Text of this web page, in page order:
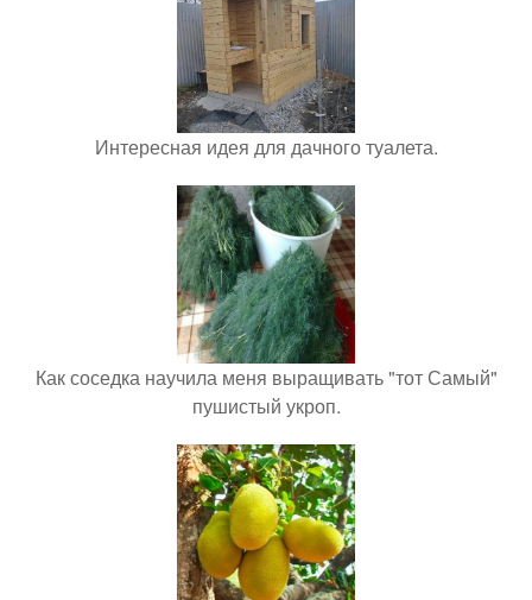
Интересная идея для дачного туалета.
Как соседка научила меня выращивать "тот Самый"
пушистый укроп.